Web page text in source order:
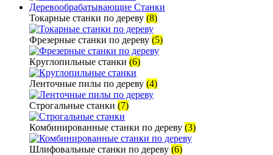
Деревообрабатывающие Станки
Токарные станки по дереву (8)
Фрезерные станки по дереву (5)
Круглопильные станки (6)
Ленточные пилы по дереву (4)
Строгальные станки (7)
Комбинированные станки по дереву (3)
Шлифовальные станки по дереву (6)